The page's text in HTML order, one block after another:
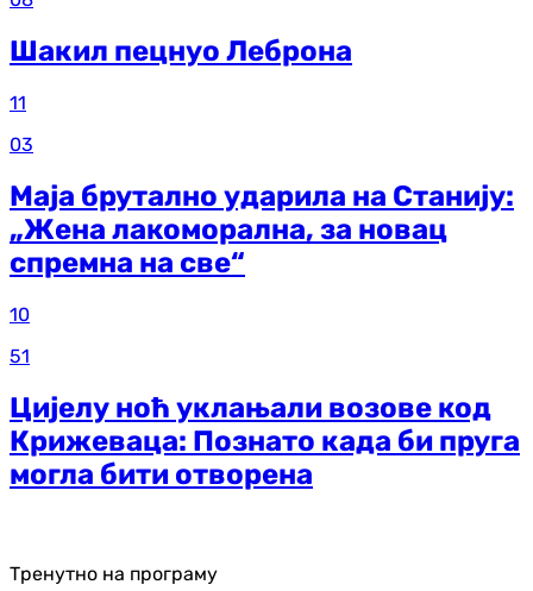
Шакил пецнуо Леброна
11
03
Маја брутално ударила на Станију:
„Жена лакоморална, за новац
спремна на све“
10
51
Цијелу ноћ уклањали возове код
Крижеваца: Познато када би пруга
могла бити отворена
Тренутно на програму